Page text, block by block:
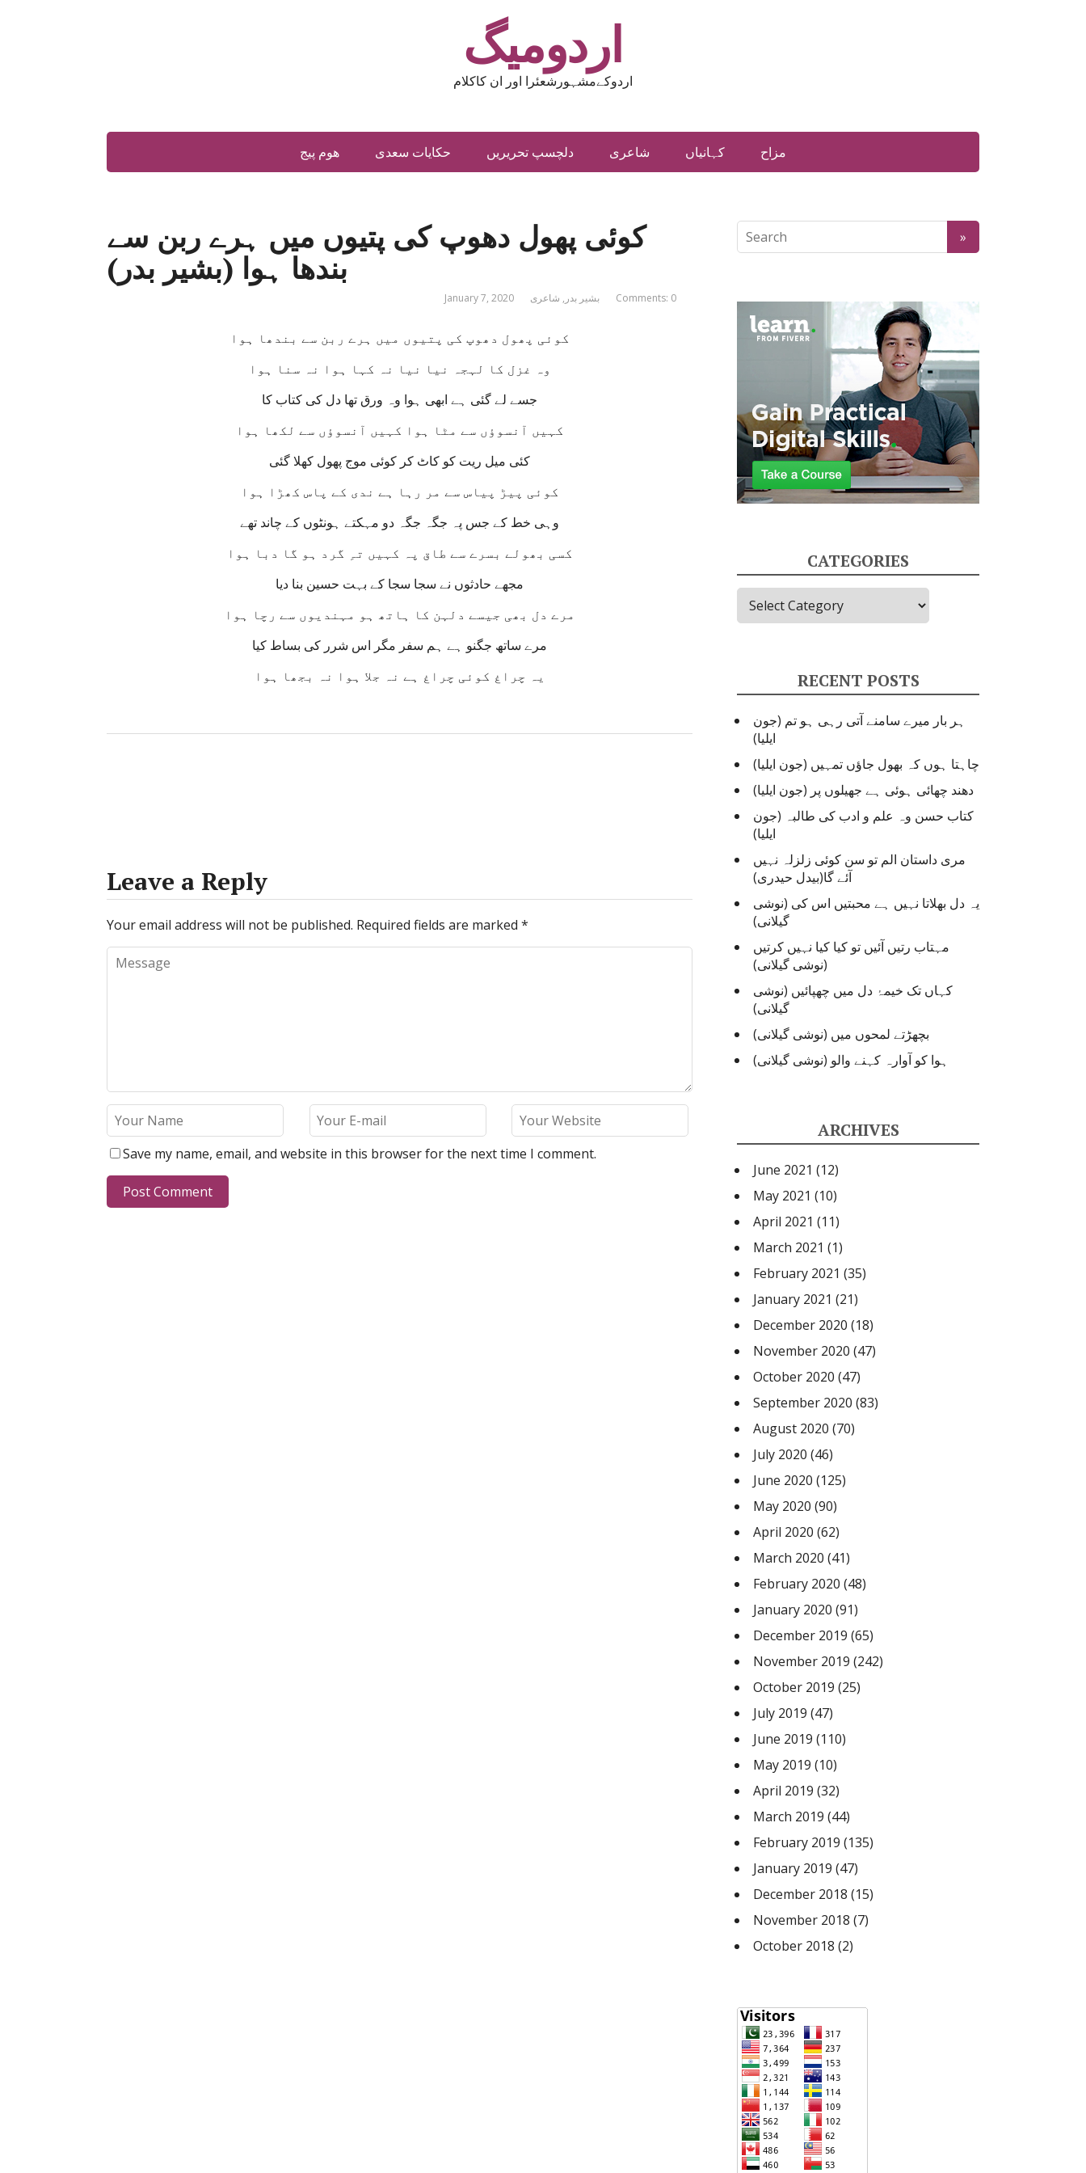
اردومیگ
اردوکےمشہورشعئرا اور ان کاکلام
ھوم پیج حکایات سعدی دلچسپ تحریریں شاعری کہانیاں مزاح
کوئی پھول دھوپ کی پتیوں میں ہرے ربن سے
بندھا ہوا (بشیر بدر)
January 7, 2020 بشیر بدر , شاعری Comments: 0
کوئی پھول دھوپ کی پتیوں میں ہرے ربن سے بندھا ہوا
وہ غزل کا لہجہ نیا نیا نہ کہا ہوا نہ سنا ہوا
جسے لے گئی ہے ابھی ہوا وہ ورق تھا دل کی کتاب کا
کہیں آنسوؤں سے مٹا ہوا کہیں آنسوؤں سے لکھا ہوا
کئی میل ریت کو کاٹ کر کوئی موج پھول کھلا گئی
کوئی پیڑ پیاس سے مر رہا ہے ندی کے پاس کھڑا ہوا
وہی خط کے جس پہ جگہ جگہ دو مہکتے ہونٹوں کے چاند تھے
کسی بھولے بسرے سے طاق پہ کہیں تہِ گرد ہو گا دبا ہوا
مجھے حادثوں نے سجا سجا کے بہت حسین بنا دیا
مرے دل بھی جیسے دلہن کا ہاتھ ہو مہندیوں سے رچا ہوا
مرے ساتھ جگنو ہے ہم سفر مگر اس شرر کی بساط کیا
یہ چراغ کوئی چراغ ہے نہ جلا ہوا نہ بجھا ہوا
Leave a Reply
Your email address will not be published. Required fields are marked *
Save my name, email, and website in this browser for the next time I comment.
CATEGORIES
Categories
RECENT POSTS
ہر بار میرے سامنے آتی رہی ہو تم (جون
ایلیا)
چاہتا ہوں کہ بھول جاؤں تمہیں (جون ایلیا)
دھند چھائی ہوئی ہے جھیلوں پر (جون ایلیا)
کتاب حسن وہ علم و ادب کی طالبہ (جون
ایلیا)
مری داستان الم تو سن کوئی زلزلہ نہیں
آئے گا(بیدل حیدری)
یہ دل بھلاتا نہیں ہے محبتیں اس کی (نوشی
گیلانی)
مہتاب رتیں آئیں تو کیا کیا نہیں کرتیں
(نوشی گیلانی)
کہاں تک خیمۂ دل میں چھپائیں (نوشی
گیلانی)
بچھڑتے لمحوں میں (نوشی گیلانی)
ہوا کو آوارہ کہنے والو (نوشی گیلانی)
ARCHIVES
June 2021 (12)
May 2021 (10)
April 2021 (11)
March 2021 (1)
February 2021 (35)
January 2021 (21)
December 2020 (18)
November 2020 (47)
October 2020 (47)
September 2020 (83)
August 2020 (70)
July 2020 (46)
June 2020 (125)
May 2020 (90)
April 2020 (62)
March 2020 (41)
February 2020 (48)
January 2020 (91)
December 2019 (65)
November 2019 (242)
October 2019 (25)
July 2019 (47)
June 2019 (110)
May 2019 (10)
April 2019 (32)
March 2019 (44)
February 2019 (135)
January 2019 (47)
December 2018 (15)
November 2018 (7)
October 2018 (2)